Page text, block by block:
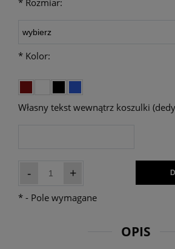
* Rozmiar:
* Kolor:
Własny tekst wewnątrz koszulki
- +
* - Pole wymagane
OPIS